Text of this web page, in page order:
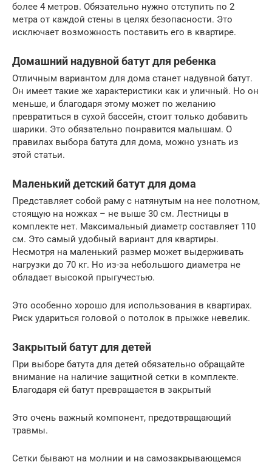
более 4 метров. Обязательно нужно отступить по 2
метра от каждой стены в целях безопасности. Это
исключает возможность поставить его в квартире.
Домашний надувной батут для ребенка
Отличным вариантом для дома станет надувной батут.
Он имеет такие же характеристики как и уличный. Но он
меньше, и благодаря этому может по желанию
превратиться в сухой бассейн, стоит только добавить
шарики. Это обязательно понравится малышам. О
правилах выбора батута для дома, можно узнать из
этой статьи.
Маленький детский батут для дома
Представляет собой раму с натянутым на нее полотном,
стоящую на ножках – не выше 30 см. Лестницы в
комплекте нет. Максимальный диаметр составляет 110
см. Это самый удобный вариант для квартиры.
Несмотря на маленький размер может выдерживать
нагрузки до 70 кг. Но из-за небольшого диаметра не
обладает высокой прыгучестью.
Это особенно хорошо для использования в квартирах.
Риск удариться головой о потолок в прыжке невелик.
Закрытый батут для детей
При выборе батута для детей обязательно обращайте
внимание на наличие защитной сетки в комплекте.
Благодаря ей батут превращается в закрытый
Это очень важный компонент, предотвращающий
травмы.
Сетки бывают на молнии и на самозакрывающемся